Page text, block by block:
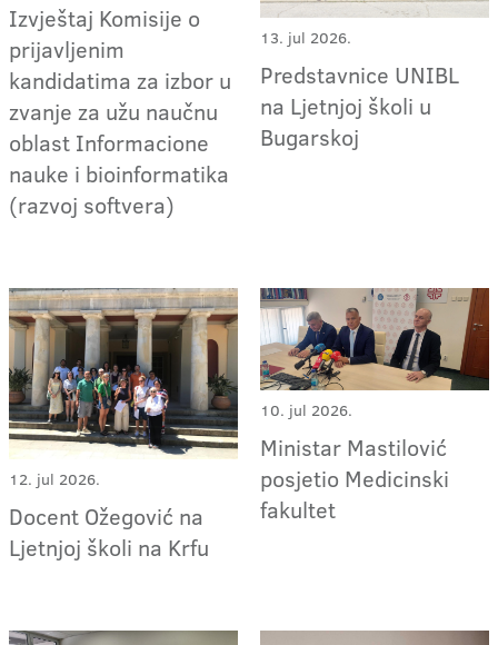
Izvještaj Komisije o
prijavljenim
kandidatima za izbor u
zvanje za užu naučnu
oblast Informacione
nauke i bioinformatika
(razvoj softvera)
13. jul 2026.
Predstavnice UNIBL
na Ljetnjoj školi u
Bugarskoj
12. jul 2026.
Docent Ožegović na
Ljetnjoj školi na Krfu
10. jul 2026.
Ministar Mastilović
posjetio Medicinski
fakultet